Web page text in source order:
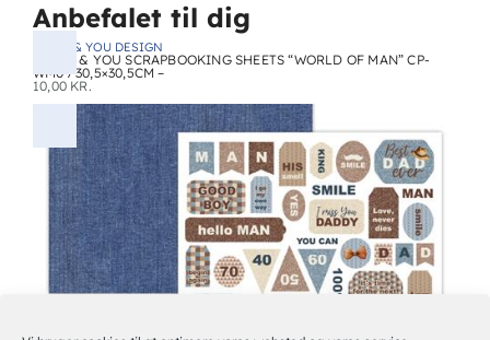
Anbefalet til dig
CRAFT & YOU DESIGN
CRAFT & YOU SCRAPBOOKING SHEETS “WORLD OF MAN” CP-
WM09 30,5×30,5CM –
10,00 KR.